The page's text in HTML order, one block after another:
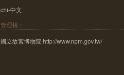
chi-中文
管理權：
國立故宮博物院 http://www.npm.gov.tw/